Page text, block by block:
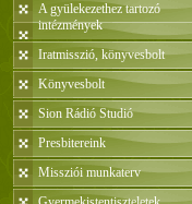
A gyülekezethez tartozó
intézmények
Iratmisszió, könyvesbolt
Könyvesbolt
Sion Rádió Studió
Presbitereink
Missziói munkaterv